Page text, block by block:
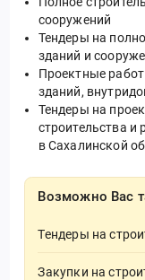
сооружений
Тендеры на
зданий и
Проектные
зданий,
Тендеры на
строительства и
в Сахалинской
Возможно Вас
Тендеры на
Закупки на